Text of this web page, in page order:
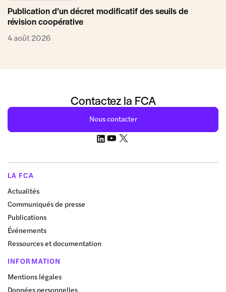
Publication d’un décret modificatif des seuils de
révision coopérative
4 août 2026
Contactez la FCA
Nous contacter
LA FCA
Actualités
Communiqués de presse
Publications
Événements
Ressources et documentation
INFORMATION
Mentions légales
Données personnelles